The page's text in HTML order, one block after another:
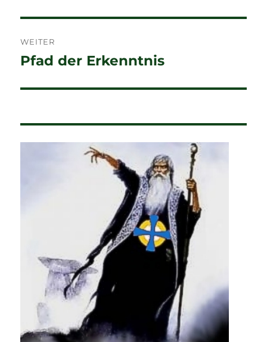
WEITER
Nächster
Pfad der Erkenntnis